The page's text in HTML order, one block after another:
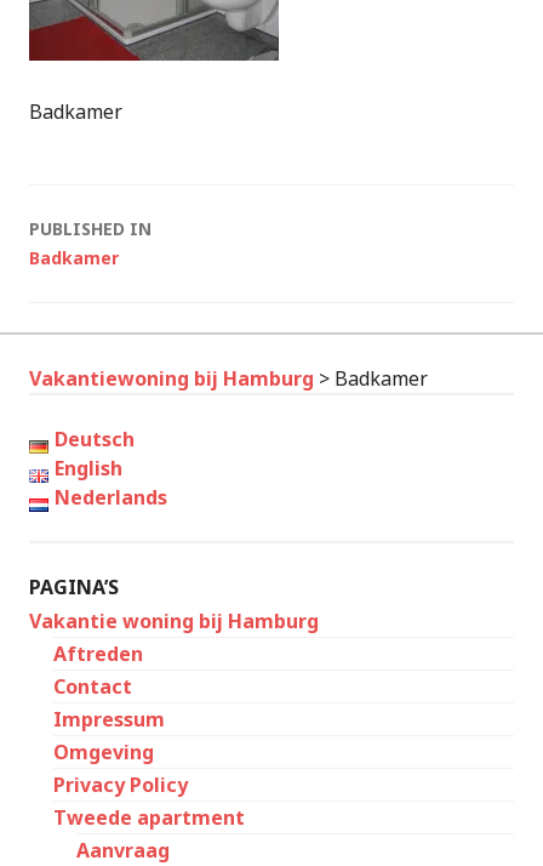
Badkamer
Post
PUBLISHED IN
Badkamer
Vakantiewoning bij Hamburg > Badkamer
Deutsch
English
Nederlands
PAGINA’S
Vakantie woning bij Hamburg
Aftreden
Contact
Impressum
Omgeving
Privacy Policy
Tweede apartment
Aanvraag